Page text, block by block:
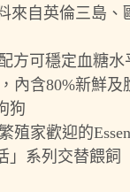
來自英倫三島、
方可穩定血糖水
內含80%新鮮及
狗
殖家歡迎的
」系列交替餵飼